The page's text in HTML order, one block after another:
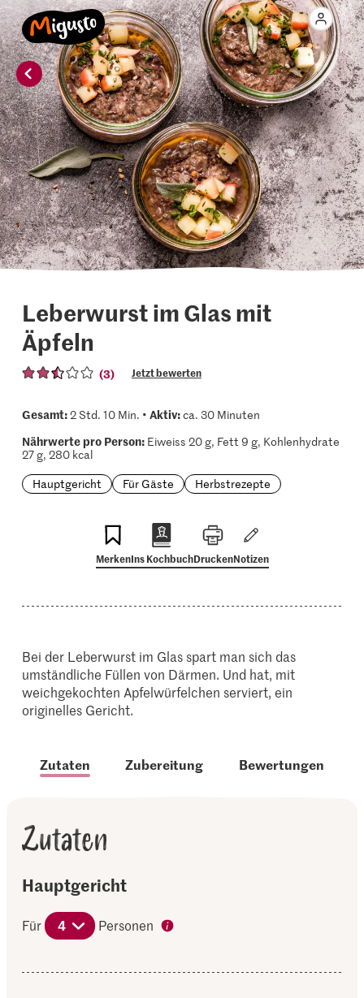
Leberwurst im Glas mit
Äpfeln
(3) Jetzt bewerten
Gesamt:2 Std. 10 Min. • Aktiv:ca. 30 Minuten
Nährwerte pro Person:Eiweiss 20 g, Fett 9 g, Kohlenhydrate
27 g, 280 kcal
Hauptgericht
Für Gäste Herbstrezepte
MerkenIns KochbuchDruckenNotizen
Bei der Leberwurst im Glas spart man sich das
umständliche Füllen von Därmen. Und hat, mit
weichgekochten Apfelwürfelchen serviert, ein
originelles Gericht.
Zutaten Zubereitung Bewertungen
Zutaten
Hauptgericht
Für 4 Personen